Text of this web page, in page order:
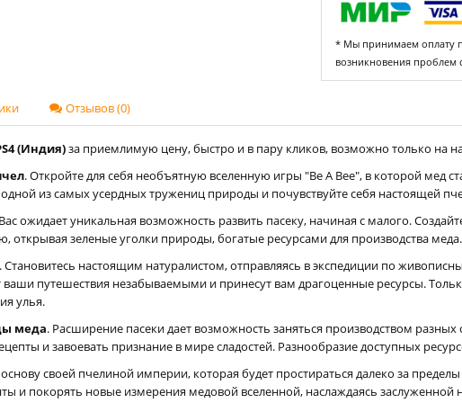
* Мы принимаем оплату
возникновения проблем
Отзывов (0)
(Индия)за приемлимую цену, быстро и в пару кликов, возможно только на
. Откройте для себя необъятную вселенную игры "Be A Bee", в которой мед
из самых усердных тружениц природы и почувствуйте себя настоящей
ожидает уникальная возможность развить пасеку, начиная с малого.
открывая зеленые уголки природы, богатые ресурсами для производства
. Становитесь настоящим натуралистом, отправляясь в экспедиции по
путешествия незабываемыми и принесут вам драгоценные ресурсы.
улья.
меда. Расширение пасеки дает возможность заняться производством
и завоевать признание в мире сладостей. Разнообразие доступных
своей пчелиной империи, которая будет простираться далеко за
и покорять новые измерения медовой вселенной, наслаждаясь заслуженной